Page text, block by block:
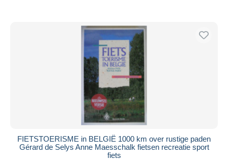
FIETSTOERISME in BELGIË 1000 km over rustige paden
Gérard de Selys Anne Maesschalk fietsen recreatie sport
fiets